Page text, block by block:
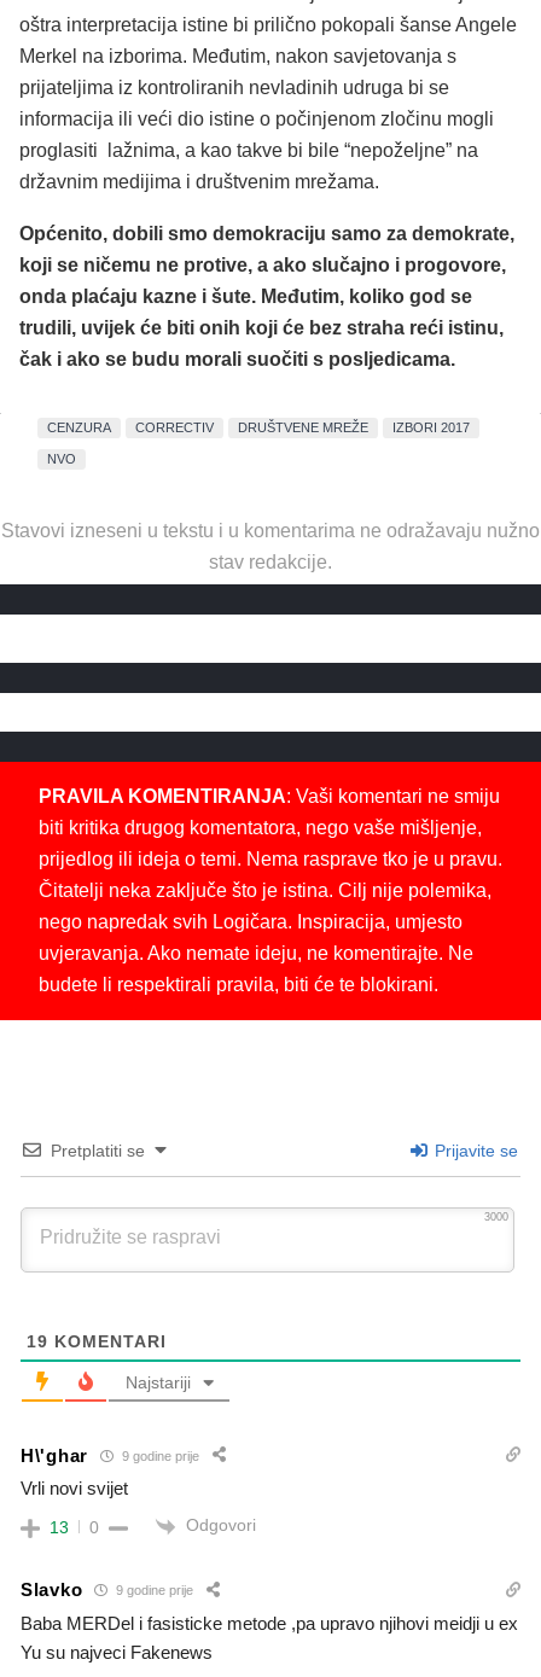
oštra interpretacija istine bi prilično pokopali šanse Angele
Merkel na izborima. Međutim, nakon savjetovanja s
prijateljima iz kontroliranih nevladinih udruga bi se
informacija ili veći dio istine o počinjenom zločinu mogli
proglasiti lažnima, a kao takve bi bile “nepoželjne” na
državnim medijima i društvenim mrežama.
Općenito, dobili smo demokraciju samo za demokrate,
koji se ničemu ne protive, a ako slučajno i progovore,
onda plaćaju kazne i šute. Međutim, koliko god se
trudili, uvijek će biti onih koji će bez straha reći istinu,
čak i ako se budu morali suočiti s posljedicama.
CENZURA CORRECTIV DRUŠTVENE MREŽE IZBORI 2017
NVO
Stavovi izneseni u tekstu i u komentarima ne odražavaju nužno
stav redakcije.
PRAVILA KOMENTIRANJA: Vaši komentari ne smiju
biti kritika drugog komentatora, nego vaše mišljenje,
prijedlog ili ideja o temi. Nema rasprave tko je u pravu.
Čitatelji neka zaključe što je istina. Cilj nije polemika,
nego napredak svih Logičara. Inspiracija, umjesto
uvjeravanja. Ako nemate ideju, ne komentirajte. Ne
budete li respektirali pravila, biti će te blokirani.
Pretplatiti se Prijavite se
3000
19 KOMENTARI
Najstariji
H\'ghar 9 godine prije
Vrli novi svijet
13 0 Odgovori
Slavko 9 godine prije
Baba MERDel i fasisticke metode ,pa upravo njihovi meidji u ex
Yu su najveci Fakenews